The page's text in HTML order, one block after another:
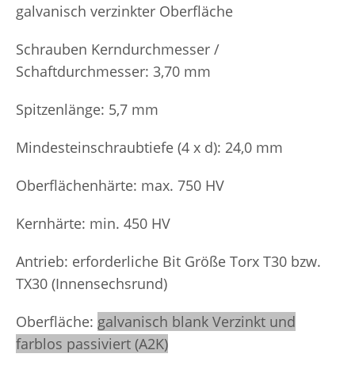
galvanisch verzinkter Oberfläche
Schrauben Kerndurchmesser /
Schaftdurchmesser: 3,70 mm
Spitzenlänge: 5,7 mm
Mindesteinschraubtiefe (4 x d): 24,0 mm
Oberflächenhärte: max. 750 HV
Kernhärte: min. 450 HV
Antrieb: erforderliche Bit Größe Torx T30 bzw.
TX30 (Innensechsrund)
Oberfläche: galvanisch blank Verzinkt und
farblos passiviert (A2K)